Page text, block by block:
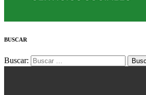
BUSCAR
Buscar: